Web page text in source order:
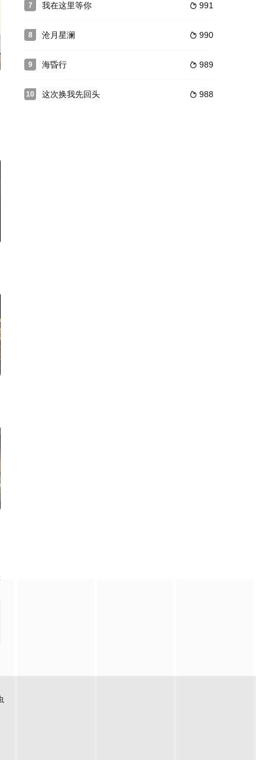
教授几个弟
。在故事的推进中，高尔夫运动逐渐撩开它的
铺全是由一群三十岁上下的年轻女子在经营。《女儿街》讲述的就是这
（何洛洛
姜贞羽 饰）因意外踏入玄机界，继而卷入虎云国
用一场精心策划的“夏令营”完成复仇的受害者；临终前与遗憾和解的“无
携手霍仙姑（陈瑶 饰）与九门诸人共赴冒险
平王朝有史以来个以女子进士科三元及第入翰林院的奇女子。十年前的
求强国之路
持下，通过摸排、勘查等传统刑侦手段，接连
偶遇“白天人住屋，晚上鬼占房”的阴阳宅，江淮被掳走配“阴婚”。他与女
7  991
我在这里等你
8  990
沧月星澜
9  989
海昏行
10  988
这次换我先回头